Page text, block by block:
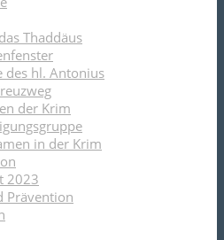
Thaddäus
des hl. Antonius
der Krim
in der Krim
2023
Prävention